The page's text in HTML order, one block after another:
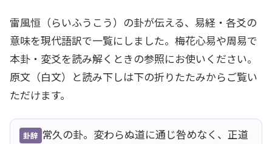
雷風恒（らいふうこう）の卦が伝える、易経・各爻の
意味を現代語訳で一覧にしました。梅花心易や周易で
本卦・変爻を読み解くときの参照にお使いください。
原文（白文）と読み下しは下の折りたたみからご覧い
ただけます。
卦辞 常久の卦。変わらぬ道に通じ咎めなく、正道